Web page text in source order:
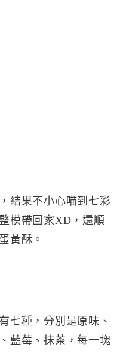
結果不小心喵到七彩
模帶回家XD，還順
黃酥。
七種，分別是原味、
藍莓、抹茶，每一塊